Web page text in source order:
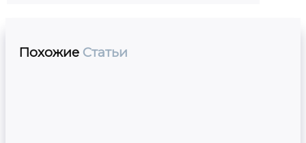
Похожие Статьи